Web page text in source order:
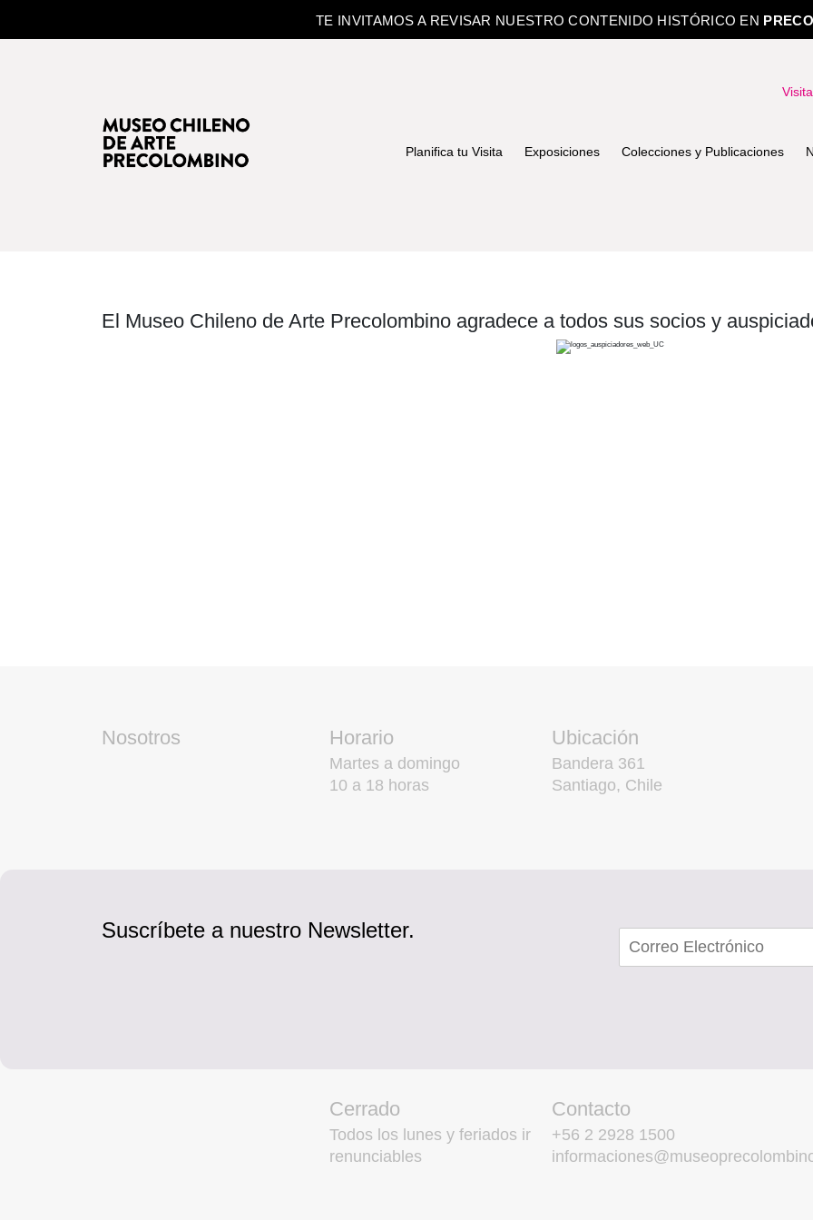
TE INVITAMOS A REVISAR NUESTRO CONTENIDO HISTÓRICO EN
Planifica tu Visita Exposiciones Colecciones y Publicaciones
El Museo Chileno de Arte Precolombino agradece a todos sus socios y
Nosotros Horario
Martes a domingo
10 a 18 horas
Ubicación
Bandera 361
Santiago, Chile
Suscríbete a nuestro Newsletter.
Cerrado
Todos los lunes y feriados ir
renunciables
Contacto
+56 2 2928 1500